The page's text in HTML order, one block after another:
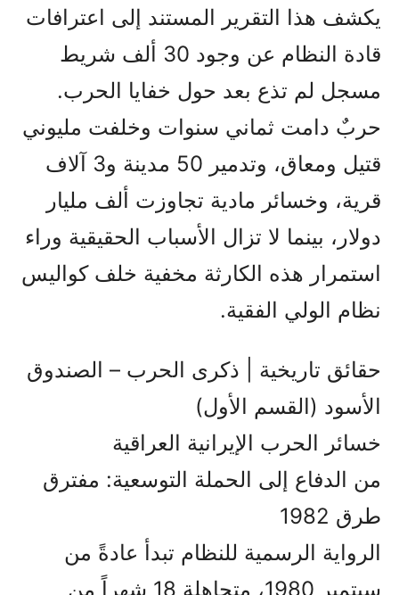
يكشف هذا التقرير المستند إلى اعترافات
قادة النظام عن وجود 30 ألف شريط
مسجل لم تذع بعد حول خفايا الحرب.
حربٌ دامت ثماني سنوات وخلفت مليوني
قتيل ومعاق، وتدمير 50 مدينة و3 آلاف
قرية، وخسائر مادية تجاوزت ألف مليار
دولار، بينما لا تزال الأسباب الحقيقية وراء
استمرار هذه الكارثة مخفية خلف كواليس
نظام الولي الفقیة.
حقائق تاريخية | ذكرى الحرب – الصندوق
الأسود (القسم الأول)
خسائر الحرب الإيرانية العراقية
من الدفاع إلى الحملة التوسعية: مفترق
طرق 1982
الرواية الرسمية للنظام تبدأ عادةً من
سبتمبر 1980، متجاهلة 18 شهراً من